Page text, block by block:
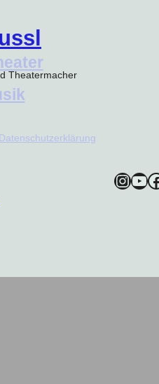
Theatermacher
Datenschutzerklärung